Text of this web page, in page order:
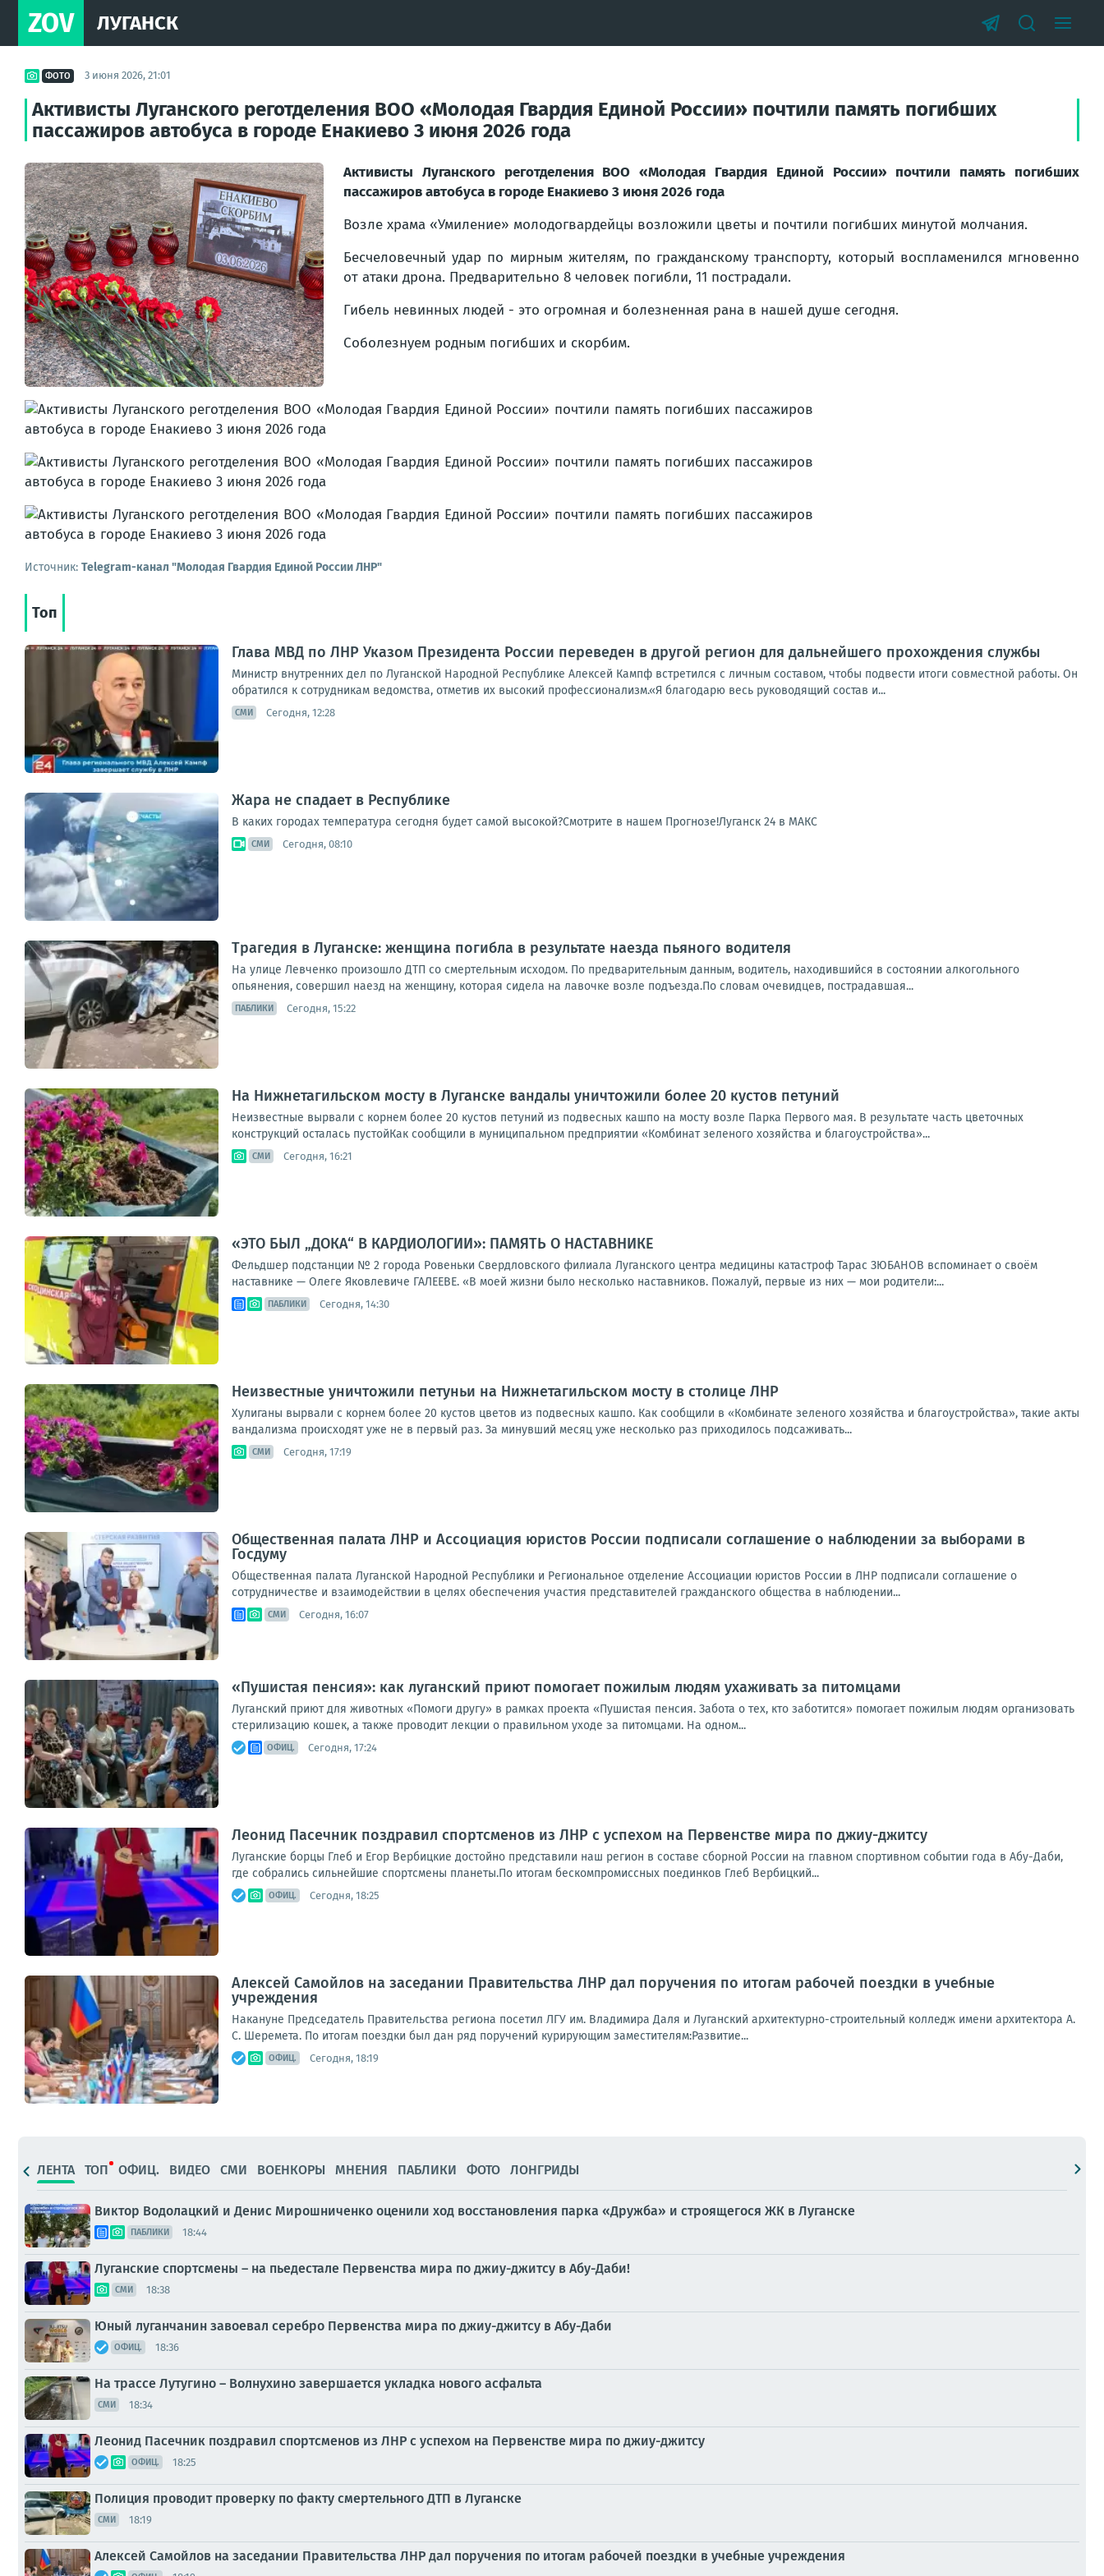
ZOV ЛУГАНСК
ФОТО 3 июня 2026, 21:01
Активисты Луганского реготделения ВОО «Молодая Гвардия Единой России» почтили память погибших
пассажиров автобуса в городе Енакиево 3 июня 2026 года
Активисты Луганского реготделения ВОО «Молодая Гвардия Единой России» почтили память погибших
пассажиров автобуса в городе Енакиево 3 июня 2026 года
Возле храма «Умиление» молодогвардейцы возложили цветы и почтили погибших минутой молчания.
Бесчеловечный удар по мирным жителям, по гражданскому транспорту, который воспламенился мгновенно
от атаки дрона. Предварительно 8 человек погибли, 11 пострадали.
Гибель невинных людей - это огромная и болезненная рана в нашей душе сегодня.
Соболезнуем родным погибших и скорбим.
Источник: Telegram-канал "Молодая Гвардия Единой России ЛНР"
Топ
Глава МВД по ЛНР Указом Президента России переведен в другой регион для дальнейшего прохождения службы
Министр внутренних дел по Луганской Народной Республике Алексей Кампф встретился с личным составом, чтобы подвести итоги совместной работы. Он
обратился к сотрудникам ведомства, отметив их высокий профессионализм.«Я благодарю весь руководящий состав и...
СМИ Сегодня, 12:28
Жара не спадает в Республике
В каких городах температура сегодня будет самой высокой?Смотрите в нашем Прогнозе!Луганск 24 в МАКС
СМИ Сегодня, 08:10
Трагедия в Луганске: женщина погибла в результате наезда пьяного водителя
На улице Левченко произошло ДТП со смертельным исходом. По предварительным данным, водитель, находившийся в состоянии алкогольного
опьянения, совершил наезд на женщину, которая сидела на лавочке возле подъезда.По словам очевидцев, пострадавшая...
ПАБЛИКИ Сегодня, 15:22
На Нижнетагильском мосту в Луганске вандалы уничтожили более 20 кустов петуний
Неизвестные вырвали с корнем более 20 кустов петуний из подвесных кашпо на мосту возле Парка Первого мая. В результате часть цветочных
конструкций осталась пустойКак сообщили в муниципальном предприятии «Комбинат зеленого хозяйства и благоустройства»...
СМИ Сегодня, 16:21
«ЭТО БЫЛ „ДОКА“ В КАРДИОЛОГИИ»: ПАМЯТЬ О НАСТАВНИКЕ
Фельдшер подстанции № 2 города Ровеньки Свердловского филиала Луганского центра медицины катастроф Тарас ЗЮБАНОВ вспоминает о своём
наставнике — Олеге Яковлевиче ГАЛЕЕВЕ. «В моей жизни было несколько наставников. Пожалуй, первые из них — мои родители:...
ПАБЛИКИ Сегодня, 14:30
Неизвестные уничтожили петуньи на Нижнетагильском мосту в столице ЛНР
Хулиганы вырвали с корнем более 20 кустов цветов из подвесных кашпо. Как сообщили в «Комбинате зеленого хозяйства и благоустройства», такие акты
вандализма происходят уже не в первый раз. За минувший месяц уже несколько раз приходилось подсаживать...
СМИ Сегодня, 17:19
Общественная палата ЛНР и Ассоциация юристов России подписали соглашение о наблюдении за выборами в
Госдуму
Общественная палата Луганской Народной Республики и Региональное отделение Ассоциации юристов России в ЛНР подписали соглашение о
сотрудничестве и взаимодействии в целях обеспечения участия представителей гражданского общества в наблюдении...
СМИ Сегодня, 16:07
«Пушистая пенсия»: как луганский приют помогает пожилым людям ухаживать за питомцами
Луганский приют для животных «Помоги другу» в рамках проекта «Пушистая пенсия. Забота о тех, кто заботится» помогает пожилым людям организовать
стерилизацию кошек, а также проводит лекции о правильном уходе за питомцами. На одном...
ОФИЦ. Сегодня, 17:24
Леонид Пасечник поздравил спортсменов из ЛНР с успехом на Первенстве мира по джиу-джитсу
Луганские борцы Глеб и Егор Вербицкие достойно представили наш регион в составе сборной России на главном спортивном событии года в Абу-Даби,
где собрались сильнейшие спортсмены планеты.По итогам бескомпромиссных поединков Глеб Вербицкий...
ОФИЦ. Сегодня, 18:25
Алексей Самойлов на заседании Правительства ЛНР дал поручения по итогам рабочей поездки в учебные
учреждения
Накануне Председатель Правительства региона посетил ЛГУ им. Владимира Даля и Луганский архитектурно-строительный колледж имени архитектора А.
С. Шеремета. По итогам поездки был дан ряд поручений курирующим заместителям:Развитие...
ОФИЦ. Сегодня, 18:19
ЛЕНТА ТОП ОФИЦ. ВИДЕО СМИ ВОЕНКОРЫ МНЕНИЯ ПАБЛИКИ ФОТО ЛОНГРИДЫ
Виктор Водолацкий и Денис Мирошниченко оценили ход восстановления парка «Дружба» и строящегося ЖК в Луганске
ПАБЛИКИ 18:44
Луганские спортсмены – на пьедестале Первенства мира по джиу-джитсу в Абу-Даби!
СМИ 18:38
Юный луганчанин завоевал серебро Первенства мира по джиу-джитсу в Абу-Даби
ОФИЦ. 18:36
На трассе Лутугино – Волнухино завершается укладка нового асфальта
СМИ 18:34
Леонид Пасечник поздравил спортсменов из ЛНР с успехом на Первенстве мира по джиу-джитсу
ОФИЦ. 18:25
Полиция проводит проверку по факту смертельного ДТП в Луганске
СМИ 18:19
Алексей Самойлов на заседании Правительства ЛНР дал поручения по итогам рабочей поездки в учебные учреждения